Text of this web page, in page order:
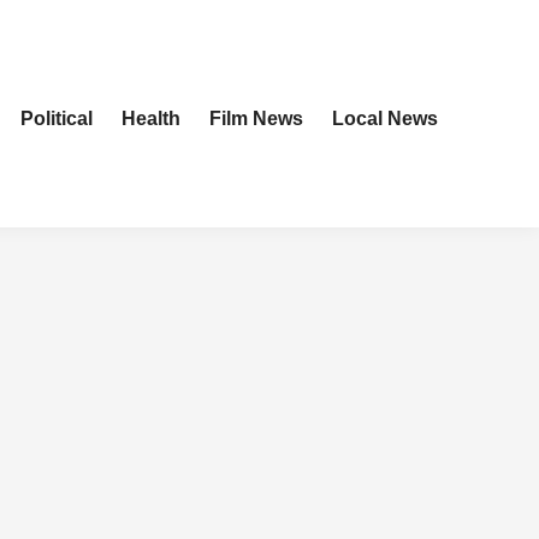
Political Health Film News Local News